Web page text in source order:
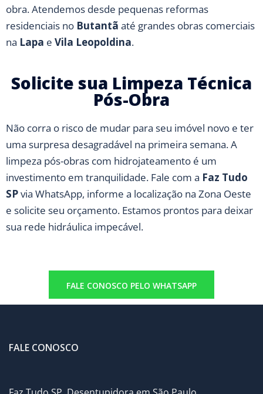
obra. Atendemos desde pequenas reformas
residenciais no Butantã até grandes obras comerciais
na Lapa e Vila Leopoldina.
Solicite sua Limpeza Técnica
Pós-Obra
Não corra o risco de mudar para seu imóvel novo e ter
uma surpresa desagradável na primeira semana. A
limpeza pós-obras com hidrojateamento é um
investimento em tranquilidade. Fale com a Faz Tudo
SPvia WhatsApp, informe a localização na Zona Oeste
e solicite seu orçamento. Estamos prontos para deixar
sua rede hidráulica impecável.
FALE CONOSCO PELO WHATSAPP
FALE CONOSCO